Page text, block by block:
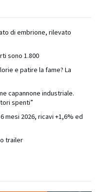
di embrione, rilevato
sono 1.800
e patire la fame? La
capannone industriale.
spenti”
mesi 2026, ricavi +1,6% ed
trailer